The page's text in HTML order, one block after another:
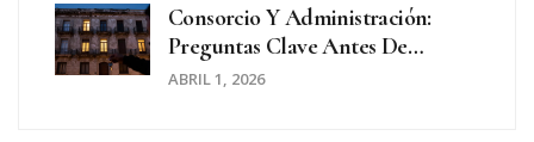
Consorcio Y Administración:
Preguntas Clave Antes De
Comprar Un Departamento
ABRIL 1, 2026